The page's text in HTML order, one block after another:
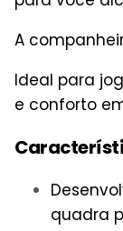
A
Ideal para
e conforto
quadra